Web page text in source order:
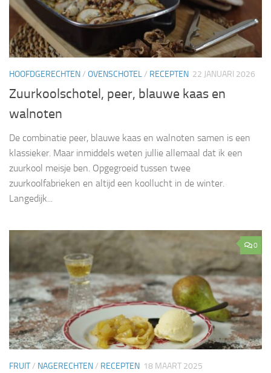
HOOFDGERECHTEN/ OVENSCHOTEL/ RECEPTEN 22 JANUARI 2026
Zuurkoolschotel, peer, blauwe kaas en
walnoten
De combinatie peer, blauwe kaas en walnoten samen is een
klassieker. Maar inmiddels weten jullie allemaal dat ik een
zuurkool meisje ben. Opgegroeid tussen twee
zuurkoolfabrieken en altijd een koollucht in de winter.
Langedijk...
0
FRUIT/ NAGERECHTEN/ RECEPTEN 18 MAART 2025